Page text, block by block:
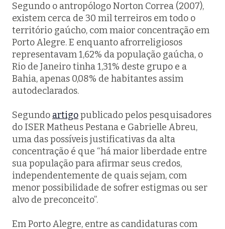
Segundo o antropólogo Norton Correa (2007),
existem cerca de 30 mil terreiros em todo o
território gaúcho, com maior concentração em
Porto Alegre. E enquanto afrorreligiosos
representavam 1,62% da população gaúcha, o
Rio de Janeiro tinha 1,31% deste grupo e a
Bahia, apenas 0,08% de habitantes assim
autodeclarados.
Segundo artigopublicado pelos pesquisadores
do ISER Matheus Pestana e Gabrielle Abreu,
uma das possíveis justificativas da alta
concentração é que “há maior liberdade entre
sua população para afirmar seus credos,
independentemente de quais sejam, com
menor possibilidade de sofrer estigmas ou ser
alvo de preconceito”.
Em Porto Alegre, entre as candidaturas com